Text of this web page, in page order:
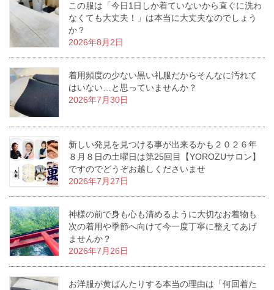
この服は「今日1日しか着ていないから直ぐに洗わ
なくても大丈夫！」は本当に大丈夫なのでしょう
か？
2026年8月2日
着用頻度の少ない黒い礼服だからそんなに汚れて
はいない…と思っていませんか？
2026年7月30日
新しい発見を見つける事が出来るかも２０２６年
８月８日の土曜日は第25回目【YOROZUサロン】
ですのでどうぞお越しくださいませ
2026年7月27日
神様の前で身も心も清めるように大切なお着物も
次の着用や季節へ向けて今一度丁寧に整えてあげ
ませんか？
2026年7月26日
お洋服が黄ばんたりする本当の理由は「何回着た